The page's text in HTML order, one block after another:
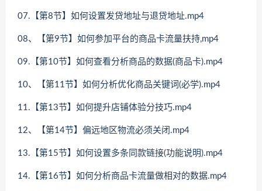
07.【第8节】如何设置发贷地址与退贷地址.mp4
08、【第9节】如何参加平台的商品卡流量扶持,mp4
09.【第10节】如何查看分析商品的数据(商品卡).mp4
10、【第11节】如何分析优化商品关键词(必学).mp4
11.【第13节】如何提升店铺体验分技巧.mp4
12、【第14节】偏远地区物流必须关闭.mp4
13.【第15节】如何设置多条同款链接(功能说明).mp4
14.【第16节】如何分析商品卡流量做相对的数据.mp4